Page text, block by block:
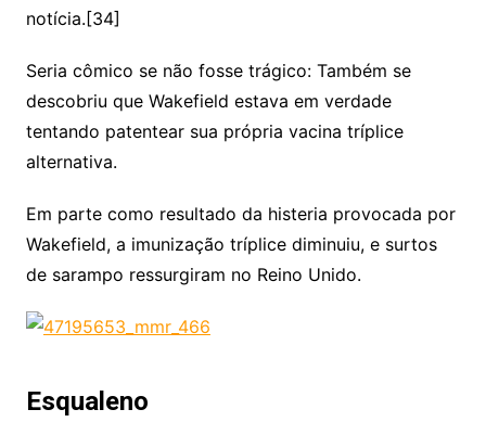
notícia.[34]
Seria cômico se não fosse trágico: Também se
descobriu que Wakefield estava em verdade
tentando patentear sua própria vacina tríplice
alternativa.
Em parte como resultado da histeria provocada por
Wakefield, a imunização tríplice diminuiu, e surtos
de sarampo ressurgiram no Reino Unido.
Esqualeno